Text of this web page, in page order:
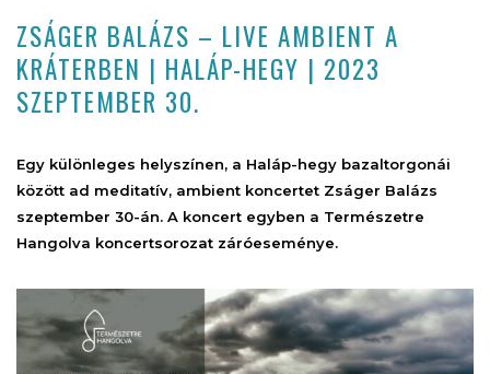
ZSÁGER BALÁZS – LIVE AMBIENT A
KRÁTERBEN | HALÁP-HEGY | 2023
SZEPTEMBER 30.
Egy különleges helyszínen, a Haláp-hegy bazaltorgonái
között ad meditatív, ambient koncertet Zságer Balázs
szeptember 30-án. A koncert egyben a Természetre
Hangolva koncertsorozat záróeseménye.